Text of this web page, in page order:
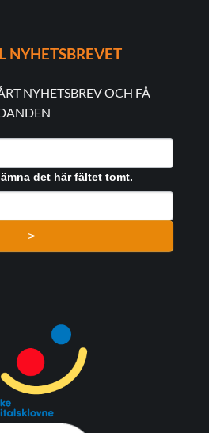
NYHETSBREVET
NYHETSBREV OCH FÅ
det här fältet tomt.
>